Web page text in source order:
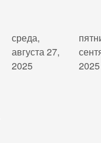
среда,
августа 27,
2025